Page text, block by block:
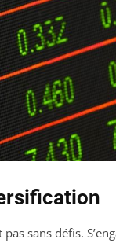
sans défis.